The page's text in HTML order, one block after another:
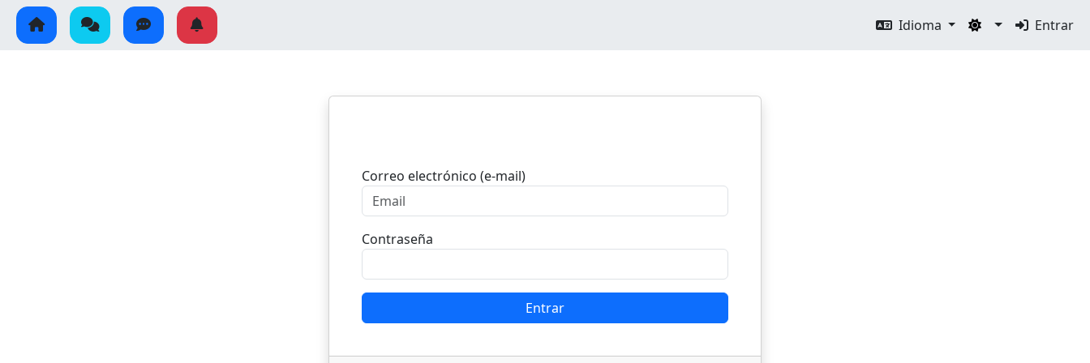
Idioma Entrar
Correo electrónico (e-mail)
Contraseña
Entrar